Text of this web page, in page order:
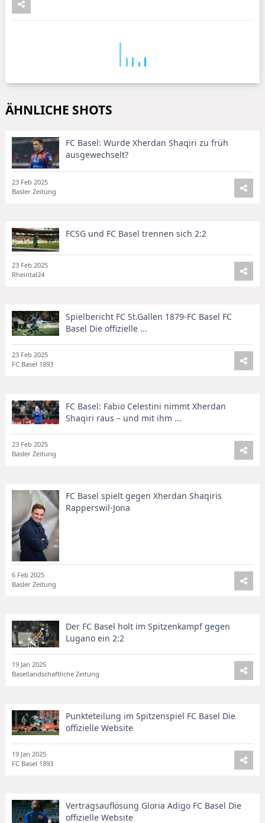
ÄHNLICHE SHOTS
FC Basel: Wurde Xherdan Shaqiri zu früh
ausgewechselt?
23 Feb 2025
Basler Zeitung
FCSG und FC Basel trennen sich 2:2
23 Feb 2025
Rheintal24
Spielbericht FC St.Gallen 1879-FC Basel FC
Basel Die offizielle ...
23 Feb 2025
FC Basel 1893
FC Basel: Fabio Celestini nimmt Xherdan
Shaqiri raus – und mit ihm ...
23 Feb 2025
Basler Zeitung
FC Basel spielt gegen Xherdan Shaqiris
Rapperswil-Jona
6 Feb 2025
Basler Zeitung
Der FC Basel holt im Spitzenkampf gegen
Lugano ein 2:2
19 Jan 2025
Basellandschaftliche Zeitung
Punkteteilung im Spitzenspiel FC Basel Die
offizielle Website
19 Jan 2025
FC Basel 1893
Vertragsauflösung Gloria Adigo FC Basel Die
offizielle Website